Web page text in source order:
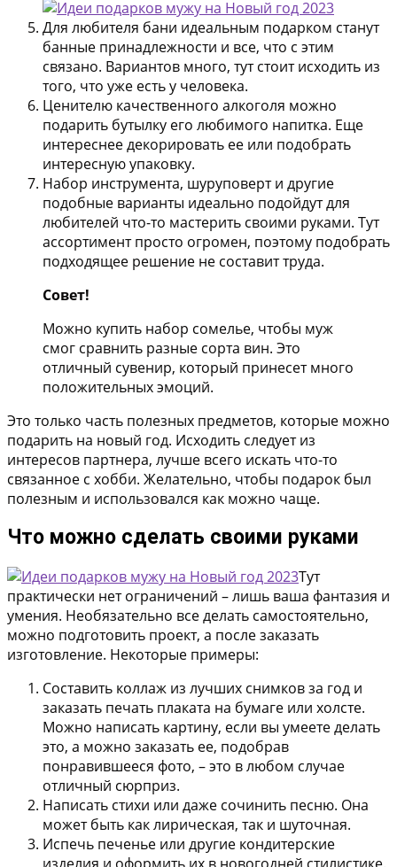
Для любителя бани идеальным подарком станут
банные принадлежности и все, что с этим
связано. Вариантов много, тут стоит исходить из
того, что уже есть у человека.
Ценителю качественного алкоголя можно
подарить бутылку его любимого напитка. Еще
интереснее декорировать ее или подобрать
интересную упаковку.
Набор инструмента, шуруповерт и другие
подобные варианты идеально подойдут для
любителей что-то мастерить своими руками. Тут
ассортимент просто огромен, поэтому подобрать
подходящее решение не составит труда.
Совет!
Можно купить набор сомелье, чтобы муж
смог сравнить разные сорта вин. Это
отличный сувенир, который принесет много
положительных эмоций.
Это только часть полезных предметов, которые можно
подарить на новый год. Исходить следует из
интересов партнера, лучше всего искать что-то
связанное с хобби. Желательно, чтобы подарок был
полезным и использовался как можно чаще.
Что можно сделать своими руками
Тут
практически нет ограничений – лишь ваша фантазия и
умения. Необязательно все делать самостоятельно,
можно подготовить проект, а после заказать
изготовление. Некоторые примеры:
Составить коллаж из лучших снимков за год и
заказать печать плаката на бумаге или холсте.
Можно написать картину, если вы умеете делать
это, а можно заказать ее, подобрав
понравившееся фото, – это в любом случае
отличный сюрприз.
Написать стихи или даже сочинить песню. Она
может быть как лирическая, так и шуточная.
Испечь печенье или другие кондитерские
изделия и оформить их в новогодней стилистике.